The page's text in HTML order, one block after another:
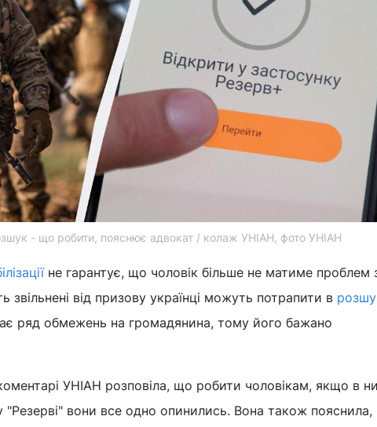
- що робити, пояснює адвокат / колаж УНІАН, фото УНІАН
не гарантує, що чоловік більше не матиме проблем
звільнені від призову українці можуть потрапити в
ряд обмежень на громадянина, тому його бажано
УНІАН розповіла, що робити чоловікам, якщо в
"Резерві" вони все одно опинились. Вона також пояснила,